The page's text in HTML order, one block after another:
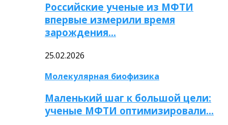
Российские ученые из МФТИ
впервые измерили время
зарождения…
25.02.2026
Молекулярная биофизика
Маленький шаг к большой цели:
ученые МФТИ оптимизировали…